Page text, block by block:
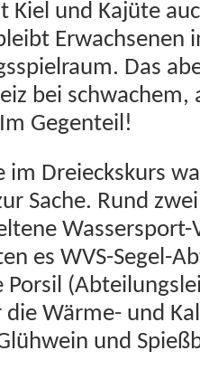
Kiel und Kajüte
Das
bei
Gegenteil!
im Dreieck­skurs
Sache. Rund
es WVS-Segel-
Por­sil
Wärme- und
und